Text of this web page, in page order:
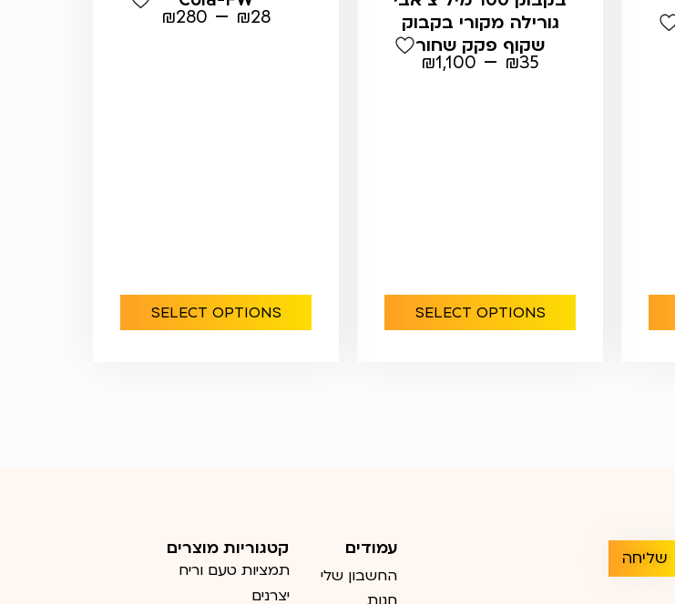
גורילה מקורי בקבוק
שקוף פקק שחור
₪35
–
₪1,100
SELECT OPTIONS
₪28
–
₪280
SELECT OPTIONS
שליחה
עמודים
החשבון שלי
קטגוריות מוצרים
תמציות טעם וריח
יצרנים